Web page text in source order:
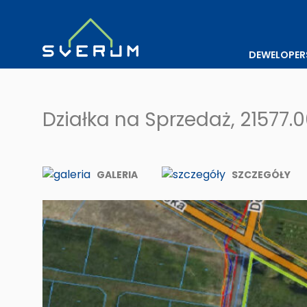
Działka na Sprzedaż,
GALERIA SZCZEGÓŁY